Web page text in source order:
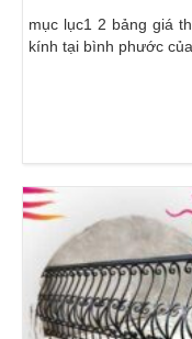
mục lục1 2 bảng giá
kính tại bình phước